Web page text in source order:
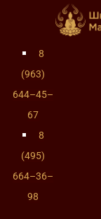
8
(963)
644–45–
67
8
(495)
664–36–
98